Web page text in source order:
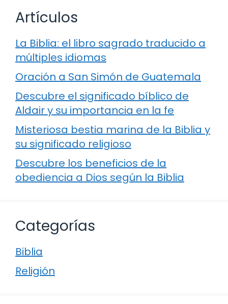
Artículos
La Biblia: el libro sagrado traducido a
múltiples idiomas
Oración a San Simón de Guatemala
Descubre el significado bíblico de
Aldair y su importancia en la fe
Misteriosa bestia marina de la Biblia y
su significado religioso
Descubre los beneficios de la
obediencia a Dios según la Biblia
Categorías
Biblia
Religión